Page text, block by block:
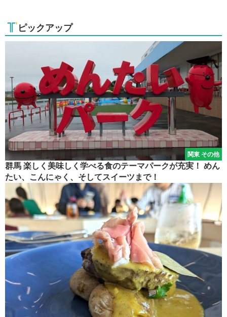
ピックアップ
関東 その他
群馬 楽しく美味しく学べる食のテーマパークが充実！ めん
たい、こんにゃく、そしてスイーツまで！